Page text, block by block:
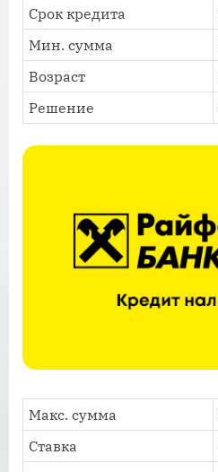
Срок кредита
Мин. сумма
Возраст
Решение
Макс. сумма
Ставка